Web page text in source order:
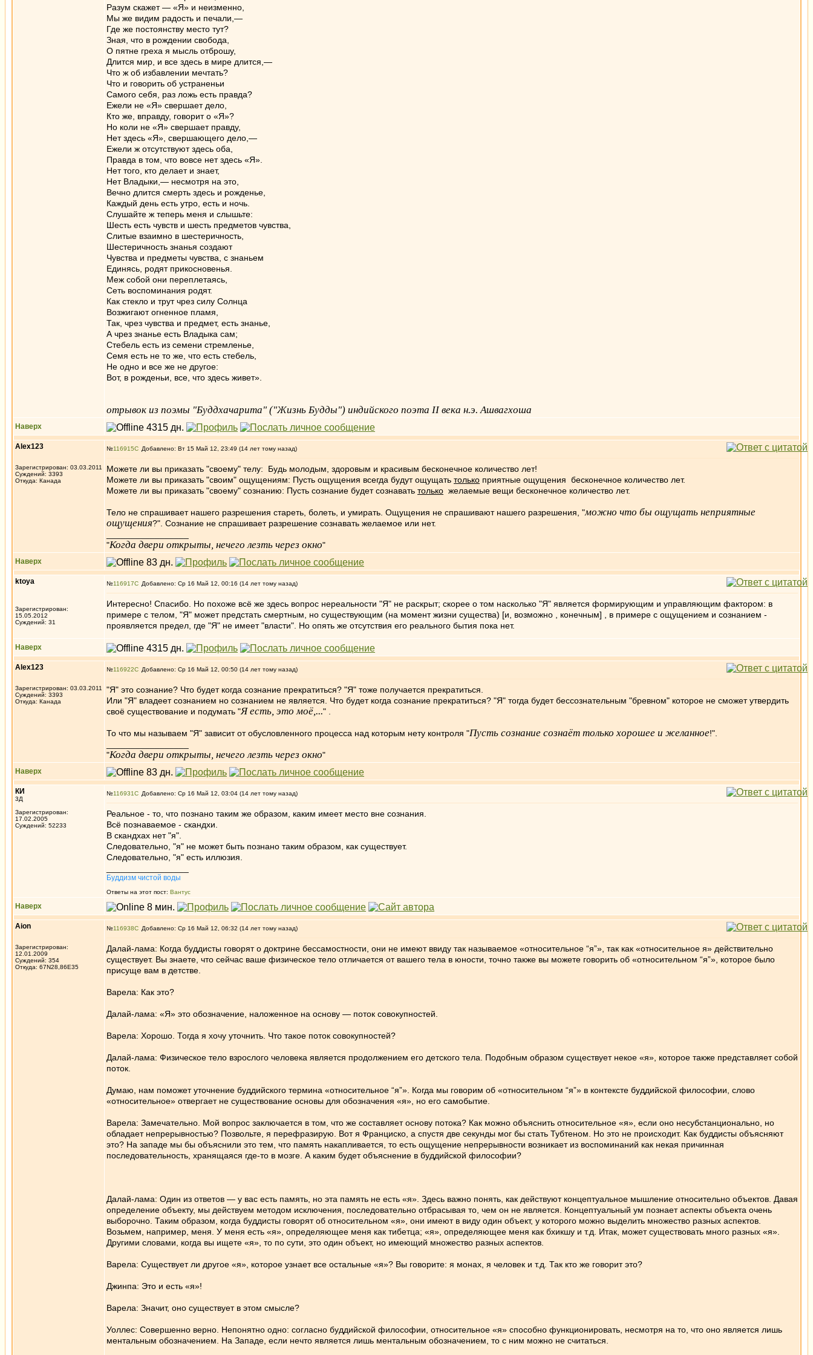
Разум скажет — «Я» и неизменно,
Мы же видим радость и печали,—
Где же постоянству место тут?
Зная, что в рождении свобода,
О пятне греха я мысль отброшу,
Длится мир, и все здесь в мире длится,—
Что ж об избавлении мечтать?
Что и говорить об устраненьи
Самого себя, раз ложь есть правда?
Ежели не «Я» свершает дело,
Кто же, вправду, говорит о «Я»?
Но коли не «Я» свершает правду,
Нет здесь «Я», свершающего дело,—
Ежели ж отсутствуют здесь оба,
Правда в том, что вовсе нет здесь «Я».
Нет того, кто делает и знает,
Нет Владыки,— несмотря на это,
Вечно длится смерть здесь и рожденье,
Каждый день есть утро, есть и ночь.
Слушайте ж теперь меня и слышьте:
Шесть есть чувств и шесть предметов чувства,
Слитые взаимно в шестеричность,
Шестеричность знанья создают
Чувства и предметы чувства, с знаньем
Единясь, родят прикосновенья.
Меж собой они переплетаясь,
Сеть воспоминания родят.
Как стекло и трут чрез силу Солнца
Возжигают огненное пламя,
Так, чрез чувства и предмет, есть знанье,
А чрез знанье есть Владыка сам;
Стебель есть из семени стремленье,
Семя есть не то же, что есть стебель,
Не одно и все же не другое:
Вот, в рожденьи, все, что здесь живет».
отрывок из поэмы "Буддхачарита" ("Жизнь Будды") индийского поэта II века н.э. Ашвагхоша
Наверх
Alex123
Зарегистрирован: 03.03.2011
Суждений: 3393
Откуда: Канада
№116915 Добавлено: Вт 15 Май 12, 23:49 (14 лет тому назад)
Можете ли вы приказать "своему" телу: Будь молодым, здоровым и красивым бесконечное количество лет!
Можете ли вы приказать "своим" ощущениям: Пусть ощущения всегда будут ощущать только приятные ощущения бесконечное количество лет.
Можете ли вы приказать "своему" сознанию: Пусть сознание будет сознавать только желаемые вещи бесконечное количество лет.
Тело не спрашивает нашего разрешения стареть, болеть, и умирать. Ощущения не спрашивают нашего разрешения, "можно что бы ощущать неприятные
ощущения?". Сознание не спрашивает разрешение сознавать желаемое или нет.
"Когда двери открыты, нечего лезть через окно"
Наверх
ktoya
Зарегистрирован:
15.05.2012
Суждений: 31
№116917 Добавлено: Ср 16 Май 12, 00:16 (14 лет тому назад)
Интересно! Спасибо. Но похоже всё же здесь вопрос нереальности "Я" не раскрыт; скорее о том насколько "Я" является формирующим и управляющим фактором: в
примере с телом, "Я" может предстать смертным, но существующим (на момент жизни существа) [и, возможно , конечным] , в примере с ощущением и сознанием -
проявляется предел, где "Я" не имеет "власти". Но опять же отсутствия его реального бытия пока нет.
Наверх
Alex123
Зарегистрирован: 03.03.2011
Суждений: 3393
Откуда: Канада
№116922 Добавлено: Ср 16 Май 12, 00:50 (14 лет тому назад)
"Я" это сознание? Что будет когда сознание прекратиться? "Я" тоже получается прекратиться.
Или "Я" владеет сознанием но сознанием не является. Что будет когда сознание прекратиться? "Я" тогда будет бессознательным "бревном" которое не сможет утвердить
своё существование и подумать "Я есть, это моё,..." .
То что мы называем "Я" зависит от обусловленного процесса над которым нету контроля "Пусть сознание сознаёт только хорошее и желанное!".
"Когда двери открыты, нечего лезть через окно"
Наверх
КИ
3Д
Зарегистрирован:
17.02.2005
Суждений: 52233
№116931 Добавлено: Ср 16 Май 12, 03:04 (14 лет тому назад)
Реальное - то, что познано таким же образом, каким имеет место вне сознания.
Всё познаваемое - скандхи.
В скандхах нет "я".
Следовательно, "я" не может быть познано таким образом, как существует.
Следовательно, "я" есть иллюзия.
Буддизм чистой воды
Ответы на этот пост: Вантус
Наверх
Aion
Зарегистрирован:
12.01.2009
Суждений: 354
Откуда: 67N28,86E35
№116938 Добавлено: Ср 16 Май 12, 06:32 (14 лет тому назад)
Далай-лама: Когда буддисты говорят о доктрине бессамостности, они не имеют ввиду так называемое «относительное “я”», так как «относительное я» действительно
существует. Вы знаете, что сейчас ваше физическое тело отличается от вашего тела в юности, точно также вы можете говорить об «относительном “я”», которое было
присуще вам в детстве.
Варела: Как это?
Далай-лама: «Я» это обозначение, наложенное на основу ― поток совокупностей.
Варела: Хорошо. Тогда я хочу уточнить. Что такое поток совокупностей?
Далай-лама: Физическое тело взрослого человека является продолжением его детского тела. Подобным образом существует некое «я», которое также представляет собой
поток.
Думаю, нам поможет уточнение буддийского термина «относительное “я”». Когда мы говорим об «относительном “я”» в контексте буддийской философии, слово
«относительное» отвергает не существование основы для обозначения «я», но его самобытие.
Варела: Замечательно. Мой вопрос заключается в том, что же составляет основу потока? Как можно объяснить относительное «я», если оно несубстанционально, но
обладает непрерывностью? Позвольте, я перефразирую. Вот я Франциско, а спустя две секунды мог бы стать Тубтеном. Но это не происходит. Как буддисты объясняют
это? На западе мы бы объяснили это тем, что память накапливается, то есть ощущение непрерывности возникает из воспоминаний как некая причинная
последовательность, хранящаяся где-то в мозге. А каким будет объяснение в буддийской философии?
Далай-лама: Один из ответов ― у вас есть память, но эта память не есть «я». Здесь важно понять, как действуют концептуальное мышление относительно объектов. Давая
определение объекту, мы действуем методом исключения, последовательно отбрасывая то, чем он не является. Концептуальный ум познает аспекты объекта очень
выборочно. Таким образом, когда буддисты говорят об относительном «я», они имеют в виду один объект, у которого можно выделить множество разных аспектов.
Возьмем, например, меня. У меня есть «я», определяющее меня как тибетца; «я», определяющее меня как бхикшу и т.д. Итак, может существовать много разных «я».
Другими словами, когда вы ищете «я», то по сути, это один объект, но имеющий множество разных аспектов.
Варела: Существует ли другое «я», которое узнает все остальные «я»? Вы говорите: я монах, я человек и т.д. Так кто же говорит это?
Джинпа: Это и есть «я»!
Варела: Значит, оно существует в этом смысле?
Уоллес: Совершенно верно. Непонятно одно: согласно буддийской философии, относительное «я» способно функционировать, несмотря на то, что оно является лишь
ментальным обозначением. На Западе, если нечто является лишь ментальным обозначением, то с ним можно не считаться.